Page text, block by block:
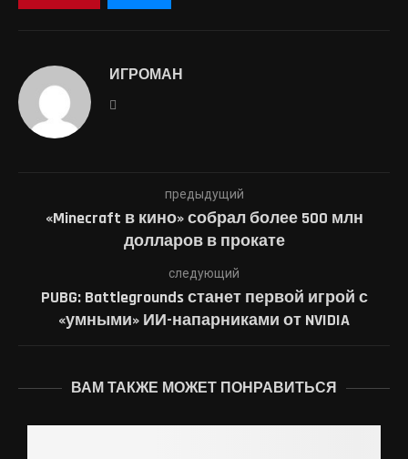
ИГРОМАН
предыдущий
«Minecraft в кино» собрал более 500 млн
долларов в прокате
следующий
PUBG: Battlegrounds станет первой игрой с
«умными» ИИ-напарниками от NVIDIA
ВАМ ТАКЖЕ МОЖЕТ ПОНРАВИТЬСЯ